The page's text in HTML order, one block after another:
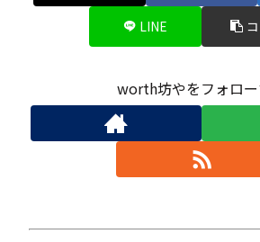
LINE
worth坊やをフォロー